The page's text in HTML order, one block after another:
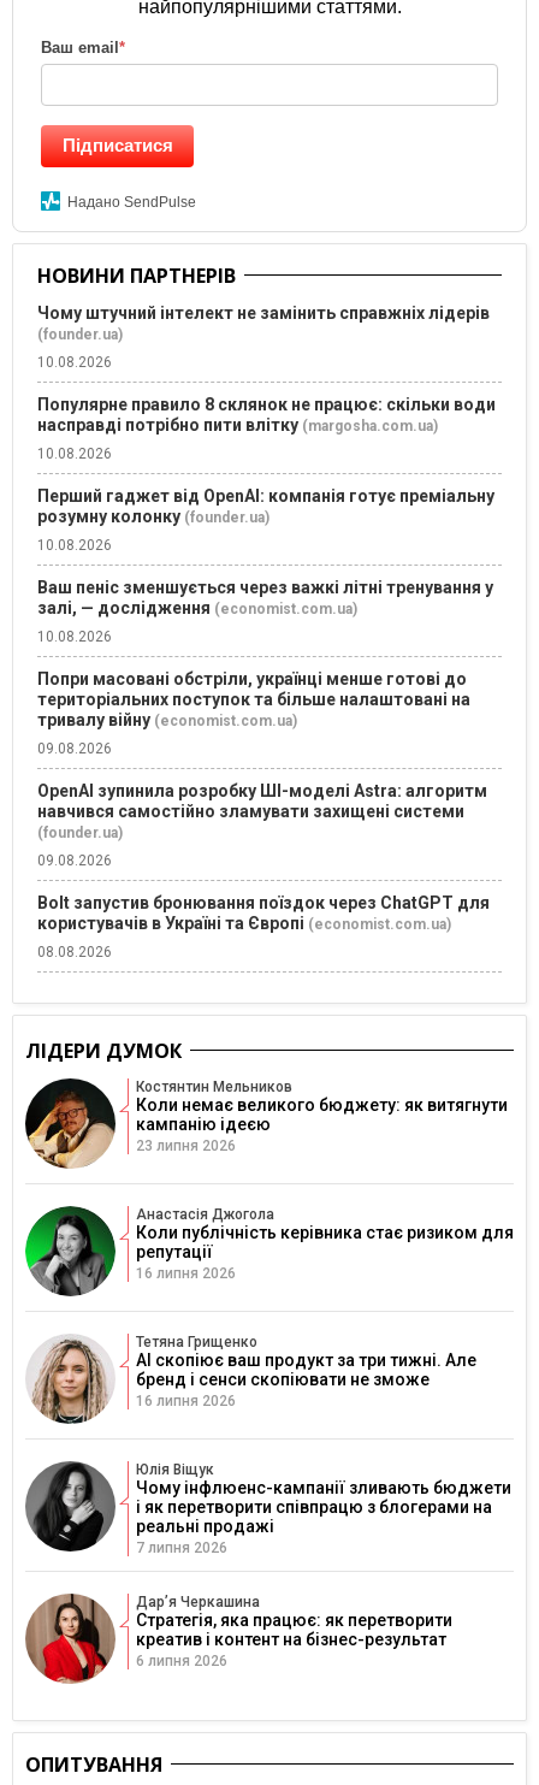
найпопулярнішими статтями.
Ваш email*
Підписатися
Надано SendPulse
НОВИНИ ПАРТНЕРІВ
Чому штучний інтелект не замінить справжніх лідерів
(founder.ua)
10.08.2026
Популярне правило 8 склянок не працює: скільки води
насправді потрібно пити влітку (margosha.com.ua)
10.08.2026
Перший гаджет від OpenAI: компанія готує преміальну
розумну колонку (founder.ua)
10.08.2026
Ваш пеніс зменшується через важкі літні тренування у
залі, — дослідження (economist.com.ua)
10.08.2026
Попри масовані обстріли, українці менше готові до
територіальних поступок та більше налаштовані на
тривалу війну (economist.com.ua)
09.08.2026
OpenAI зупинила розробку ШІ-моделі Astra: алгоритм
навчився самостійно зламувати захищені системи
(founder.ua)
09.08.2026
Bolt запустив бронювання поїздок через ChatGPT для
користувачів в Україні та Європі (economist.com.ua)
08.08.2026
ЛІДЕРИ ДУМОК
Костянтин Мельников
Коли немає великого бюджету: як витягнути
кампанію ідеєю
23 липня 2026
Анастасія Джогола
Коли публічність керівника стає ризиком для
репутації
16 липня 2026
Тетяна Грищенко
AI скопіює ваш продукт за три тижні. Але
бренд і сенси скопіювати не зможе
16 липня 2026
Юлія Віщук
Чому інфлюенс-кампанії зливають бюджети
і як перетворити співпрацю з блогерами на
реальні продажі
7 липня 2026
Дарʼя Черкашина
Стратегія, яка працює: як перетворити
креатив і контент на бізнес-результат
6 липня 2026
ОПИТУВАННЯ